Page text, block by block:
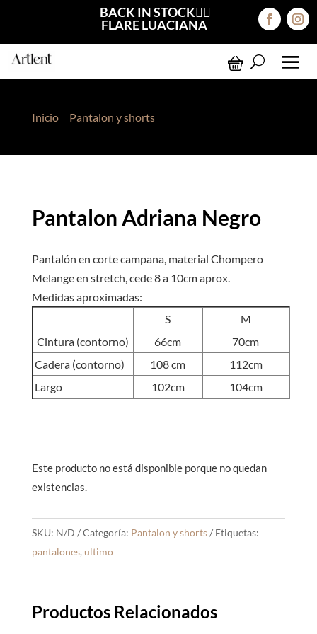
BACK IN STOCK❤️‍🔥
FLARE LUACIANA
Inicio> Pantalon y shorts> Pantalon Adriana Negro
Pantalon Adriana Negro
Pantalón en corte campana, material Chompero
Melange en stretch, cede 8 a 10cm aprox.
Medidas aproximadas:
S
M
Cintura (contorno)
66cm
70cm
Cadera (contorno)
108 cm
112cm
Largo
102cm 104cm
Este producto no está disponible porque no quedan
existencias.
SKU: N/D Categoría: Pantalon y shorts
Etiquetas:
pantalones, ultimo
Productos Relacionados